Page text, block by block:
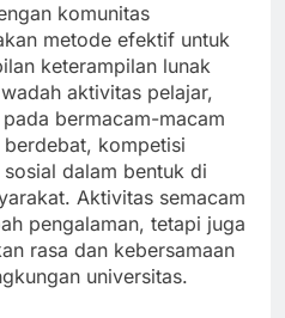
komunitas
metode efektif untuk
keterampilan lunak
aktivitas pelajar,
bermacam-macam
kompetisi
dalam bentuk di
Aktivitas semacam
pengalaman, tetapi juga
rasa dan kebersamaan
universitas.